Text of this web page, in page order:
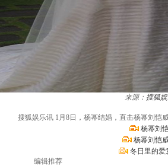
来源： 搜狐
搜狐娱乐讯 1月8日，杨幂结婚，直击杨幂刘恺
杨幂刘
杨幂刘恺
冬日里的爱
编辑推荐